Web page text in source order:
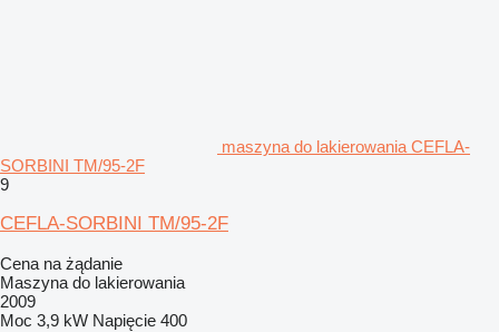
maszyna do lakierowania CEFLA-
SORBINI TM/95-2F
9
CEFLA-SORBINI TM/95-2F
Cena na żądanie
Maszyna do lakierowania
2009
Moc 3,9 kW Napięcie 400